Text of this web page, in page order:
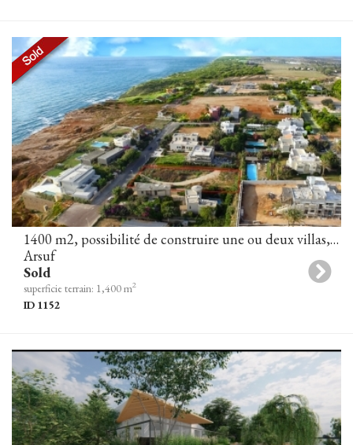
1400 m2, possibilité de construire une ou deux villas, Arsuf
Arsuf
Sold
superficie terrain: 1,400 m2
ID 1152